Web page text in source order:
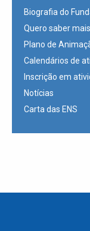
Biografia do
Quero saber
Plano de
Calendários de
Inscrição em
Notícias
Carta das ENS